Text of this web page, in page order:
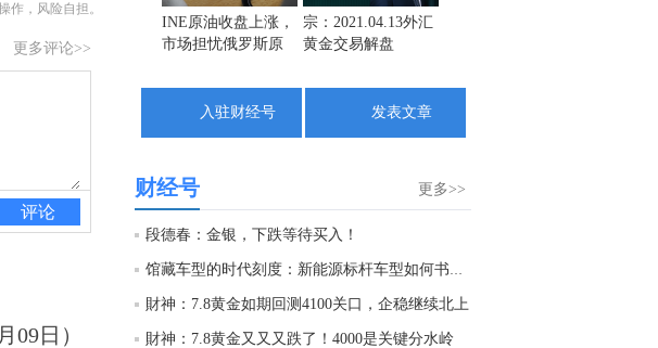
作，风险自担。
更多评论>>
评论
09日）
20:03:43
金十数据8月9日讯，中信证券研报指出，近一个月恒生综指迎来业绩预期反转，中报超预期与利好预告推动全年盈利上修；而恒科指数受制于乘用车盈利分化及头部互联网平台资本开支扩张对短期利润率的压制，预期修复相对滞后。行业上，医疗保健（CXO与制药龙头驱动）、金融（券商资管与保险）、公用事业及周期运输景气上行；消费、地产及资讯科技预期遭下调。交易层面呈现资金回补超跌低位板块与交易高景气业绩动能的“双管齐下”特征。面对财报密集披露期与海内外宏观扰动，配置建议维持“红利防守+成长弹性”杠铃策略：防守端锁定高股息、低β“类债”资产；进攻端聚焦互联网巨头、双向资金加仓的机器人与生物科技，以及技术硬件与AI应用，兼顾创新药及工业金属的催化布局。
INE原油收盘上涨，
市场担忧俄罗斯原
宗：2021.04.13外汇
黄金交易解盘
入驻财经号 发表文章
更多>>
财经号
段德春：金银，下跌等待买入！
馆藏车型的时代刻度：新能源标杆车型如何书写产业里程碑
財神：7.8黄金如期回测4100关口，企稳继续北上
財神：7.8黄金又又又跌了！4000是关键分水岭